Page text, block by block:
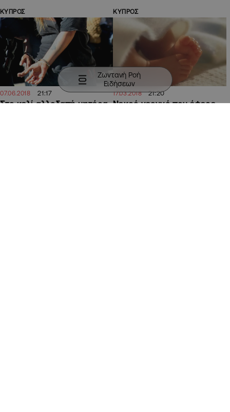
ΚΥΠΡΟΣ
07.06.2018 21:17
Στο κελί αλλοδαπή μητέρα
ΚΥΠΡΟΣ
17.03.2018 21:20
Nεκρό νεογνό που έφερε
Ζωντανή Ροή
Ειδήσεων